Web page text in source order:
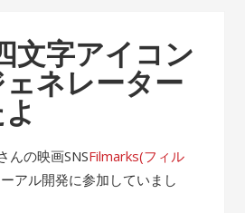
文字アイコン
ネレーター
んの映画SNSFilmarks(フィル
アル開発に参加していまし